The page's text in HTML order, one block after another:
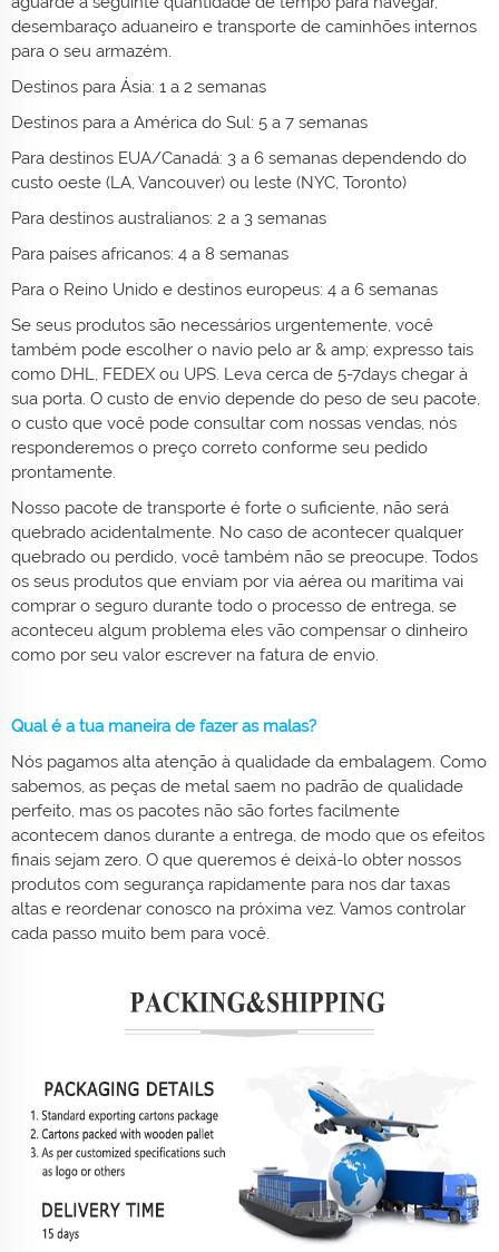
desembaraço aduaneiro e transporte de caminhões internos
para o seu armazém.
Destinos para Ásia: 1 a 2 semanas
Destinos para a América do Sul: 5 a 7 semanas
Para destinos EUA/Canadá: 3 a 6 semanas dependendo do
custo oeste (LA, Vancouver) ou leste (NYC, Toronto)
Para destinos australianos: 2 a 3 semanas
Para países africanos: 4 a 8 semanas
Para o Reino Unido e destinos europeus: 4 a 6 semanas
Se seus produtos são necessários urgentemente, você
também pode escolher o navio pelo ar & amp; expresso tais
como DHL, FEDEX ou UPS. Leva cerca de 5-7days chegar à
sua porta. O custo de envio depende do peso de seu pacote,
o custo que você pode consultar com nossas vendas, nós
responderemos o preço correto conforme seu pedido
prontamente.
Nosso pacote de transporte é forte o suficiente, não será
quebrado acidentalmente. No caso de acontecer qualquer
quebrado ou perdido, você também não se preocupe. Todos
os seus produtos que enviam por via aérea ou marítima vai
comprar o seguro durante todo o processo de entrega, se
aconteceu algum problema eles vão compensar o dinheiro
como por seu valor escrever na fatura de envio.
Qual é a tua maneira de fazer as malas?
Nós pagamos alta atenção à qualidade da embalagem. Como
sabemos, as peças de metal saem no padrão de qualidade
perfeito, mas os pacotes não são fortes facilmente
acontecem danos durante a entrega, de modo que os efeitos
finais sejam zero. O que queremos é deixá-lo obter nossos
produtos com segurança rapidamente para nos dar taxas
altas e reordenar conosco na próxima vez. Vamos controlar
cada passo muito bem para você.